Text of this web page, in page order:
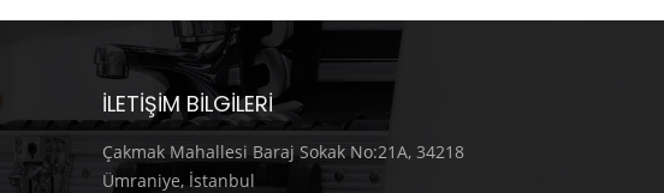
İLETIŞIM BILGILERI
Çakmak Mahallesi Baraj Sokak No:21A, 34218
Ümraniye, İstanbul